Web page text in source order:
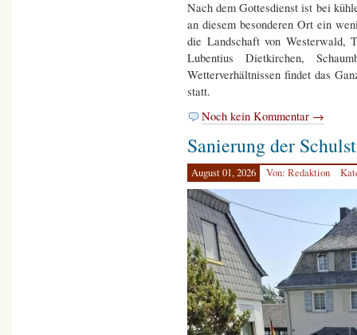
Nach dem Gottesdienst ist bei
an diesem besonderen Ort ein
die Landschaft von Westerwald,
Lubentius Dietkirchen,
Wetterverhältnissen findet das
statt.
Noch kein Kommentar →
Sanierung der
August 01, 2026 Von: Redaktion